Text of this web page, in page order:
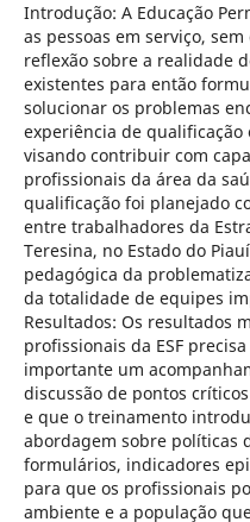
Introdução: A Educação
as pessoas em serviço,
reflexão sobre a realidade
existentes para então
solucionar os problemas
experiência de
visando contribuir com
profissionais da área da
qualificação foi planejado
entre trabalhadores da
Teresina, no Estado do
pedagógica da
da totalidade de equipes
Resultados: Os resultados
profissionais da ESF
importante um
discussão de pontos
e que o treinamento
abordagem sobre políticas
formulários, indicadores
para que os profissionais
ambiente e a população